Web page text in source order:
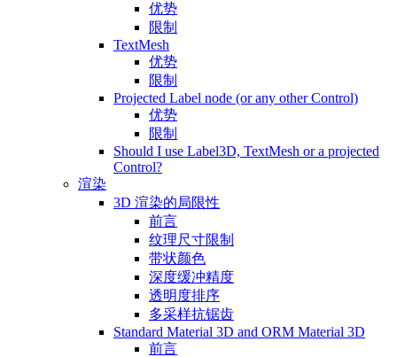
优势
限制
TextMesh
优势
限制
Projected Label node (or any other Control)
优势
限制
Should I use Label3D, TextMesh or a projected
Control?
渲染
3D 渲染的局限性
前言
纹理尺寸限制
带状颜色
深度缓冲精度
透明度排序
多采样抗锯齿
Standard Material 3D and ORM Material 3D
前言